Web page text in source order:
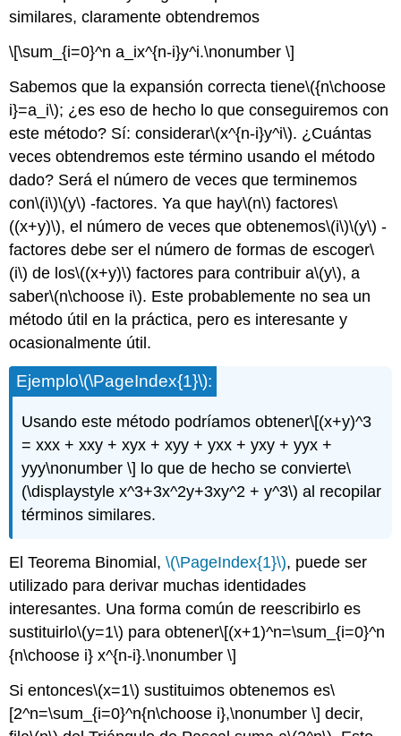
similares, claramente obtendremos
\[\sum_{i=0}^n a_ix^{n-i}y^i.\nonumber \]
Sabemos que la expansión correcta tiene\({n\choose
i}=a_i\); ¿es eso de hecho lo que conseguiremos con
este método? Sí: considerar\(x^{n-i}y^i\). ¿Cuántas
veces obtendremos este término usando el método
dado? Será el número de veces que terminemos
con\(i\)\(y\) -factores. Ya que hay\(n\) factores\
((x+y)\), el número de veces que obtenemos\(i\)\(y\) -
factores debe ser el número de formas de escoger\
(i\) de los\((x+y)\) factores para contribuir a\(y\), a
saber\(n\choose i\). Este probablemente no sea un
método útil en la práctica, pero es interesante y
ocasionalmente útil.
Ejemplo\(\PageIndex{1}\):
Usando este método podríamos obtener\[(x+y)^3
= xxx + xxy + xyx + xyy + yxx + yxy + yyx +
yyy\nonumber \] lo que de hecho se convierte\
(\displaystyle x^3+3x^2y+3xy^2 + y^3\) al recopilar
términos similares.
El Teorema Binomial,\(\PageIndex{1}\), puede ser
utilizado para derivar muchas identidades
interesantes. Una forma común de reescribirlo es
sustituirlo\(y=1\) para obtener\[(x+1)^n=\sum_{i=0}^n
{n\choose i} x^{n-i}.\nonumber \]
Si entonces\(x=1\) sustituimos obtenemos es\
[2^n=\sum_{i=0}^n{n\choose i},\nonumber \] decir,